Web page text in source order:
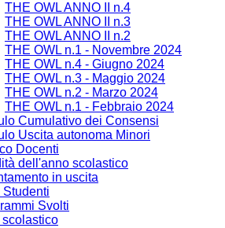
THE OWL ANNO II n.4
THE OWL ANNO II n.3
THE OWL ANNO II n.2
THE OWL n.1 - Novembre 2024
THE OWL n.4 - Giugno 2024
THE OWL n.3 - Maggio 2024
THE OWL n.2 - Marzo 2024
THE OWL n.1 - Febbraio 2024
Cumulativo dei Consensi
Uscita autonoma Minori
Docenti
dell'anno scolastico
in uscita
Studenti
Svolti